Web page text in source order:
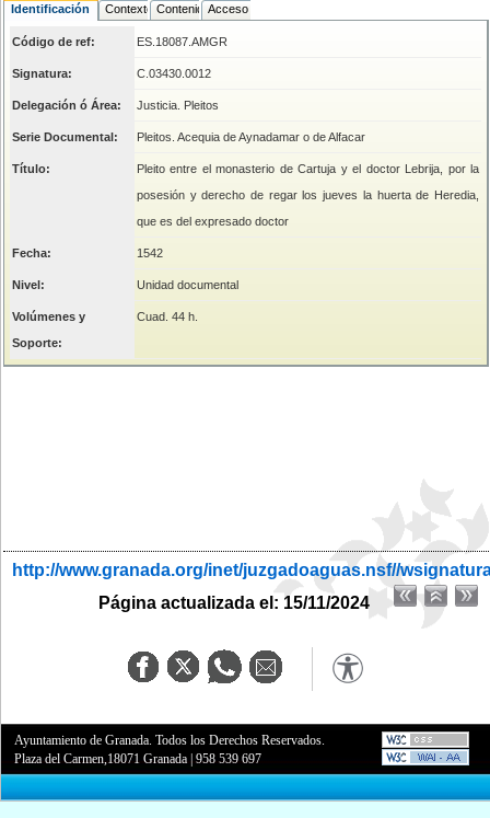
Identificación Contexto ContenidoAcceso
Código de ref: ES.18087.AMGR
Signatura: C.03430.0012
Delegación ó Área: Justicia. Pleitos
Serie Documental: Pleitos. Acequia de Aynadamar o de Alfacar
Título:
Pleito entre el monasterio de Cartuja y el doctor Lebrija, por la
posesión y derecho de regar los jueves la huerta de Heredia,
que es del expresado doctor
Fecha: 1542
Nivel: Unidad documental
Volúmenes y
Soporte:
Cuad. 44 h.
http://www.granada.org/inet/juzgadoaguas.nsf//
Página actualizada el: 15/11/2024
Ayuntamiento de Granada. Todos los Derechos Reservados.
Plaza del Carmen,18071 Granada |958 539 697